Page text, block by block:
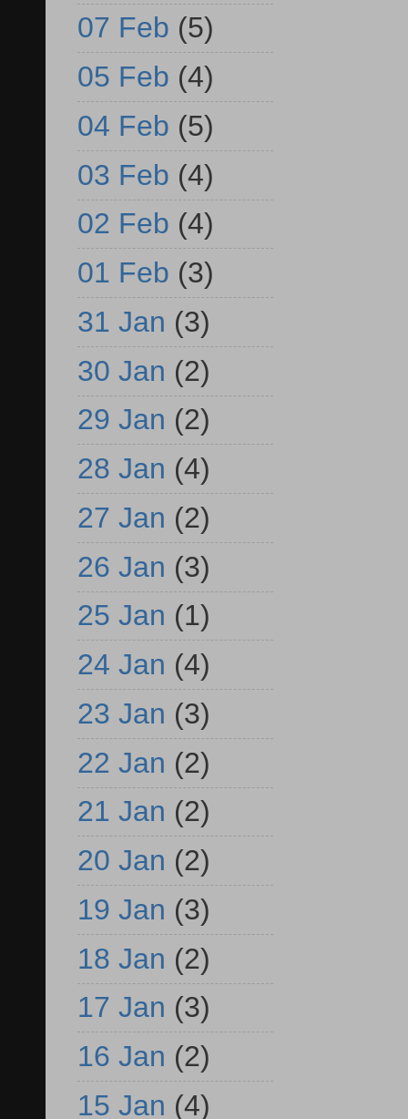
07 Feb (5)
05 Feb (4)
04 Feb (5)
03 Feb (4)
02 Feb (4)
01 Feb (3)
31 Jan (3)
30 Jan (2)
29 Jan (2)
28 Jan (4)
27 Jan (2)
26 Jan (3)
25 Jan (1)
24 Jan (4)
23 Jan (3)
22 Jan (2)
21 Jan (2)
20 Jan (2)
19 Jan (3)
18 Jan (2)
17 Jan (3)
16 Jan (2)
15 Jan (4)